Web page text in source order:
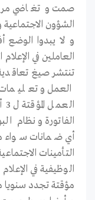
صمت و تغاضي
الشؤون
و لا يبدوا الوضع
العاملين في
تنتشر صيغ
العمل و تعليمات
الفاتورة و نظام
أي ضمانات سواء
التأمينات
الوظيفية في
مؤقتة تجدد